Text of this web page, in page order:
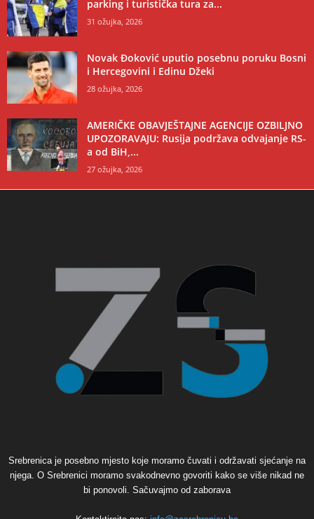
parking i turistička tura za...
31 ožujka, 2026
Novak Đoković uputio posebnu poruku Bosni
i Hercegovini i Edinu Džeki
28 ožujka, 2026
AMERIČKE OBAVJEŠTAJNE AGENCIJE OZBILJNO
UPOZORAVAJU: Rusija podržava odvajanje RS-
a od BiH,...
27 ožujka, 2026
Srebrenica je posebno mjesto koje moramo čuvati i održavati sjećanje na
njega. O Srebrenici moramo svakodnevno govoriti kako se više nikad ne
bi ponovoli. Sačuvajmo od zaborava